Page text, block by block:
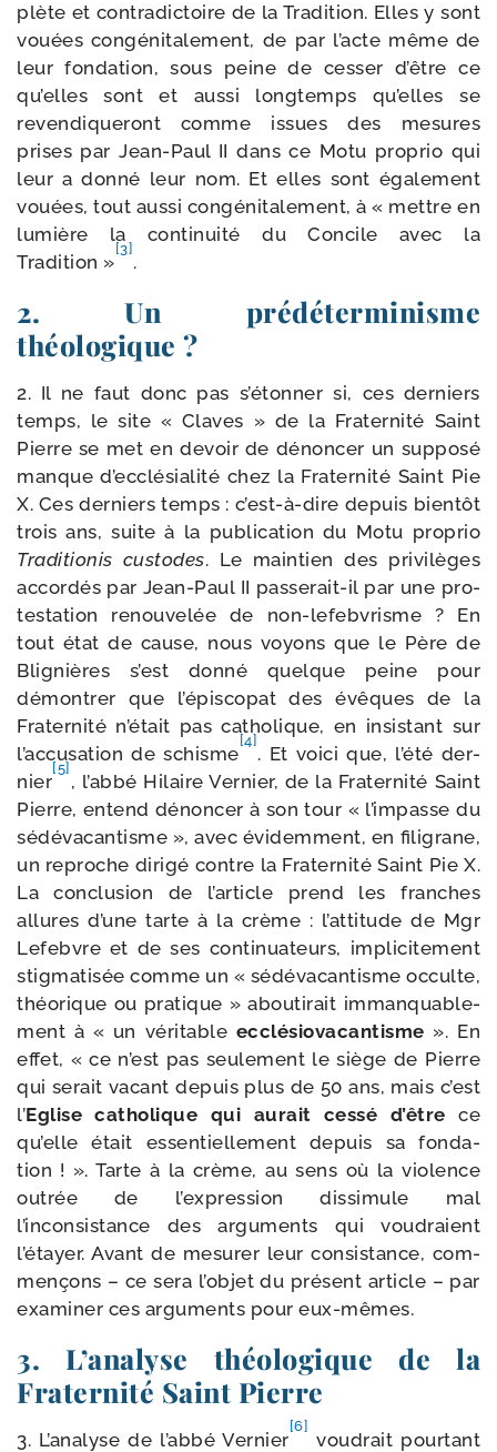
plète et contra­dic­toire de la Tradition. Elles y sont
vouées congé­ni­ta­le­ment, de par l’acte même de
leur fon­da­tion, sous peine de ces­ser d’être ce
qu’elles sont et aus­si long­temps qu’elles se
reven­di­que­ront comme issues des mesures
prises par Jean-​Paul II dans ce Motu pro­prio qui
leur a don­né leur nom. Et elles sont éga­le­ment
vouées, tout aus­si congé­ni­ta­le­ment, à « mettre en
lumière la conti­nui­té du Concile avec la
Tradition »
[3]
.
2. Un prédéterminisme
théologique ?
2. Il ne faut donc pas s’étonner si, ces der­niers
temps, le site « Claves » de la Fraternité Saint
Pierre se met en devoir de dénon­cer un sup­po­sé
manque d’ecclésialité chez la Fraternité Saint Pie
X. Ces der­niers temps : c’est-à-dire depuis bien­tôt
trois ans, suite à la publi­ca­tion du Motu pro­prio
Traditionis cus­todes. Le main­tien des pri­vi­lèges
accor­dés par Jean-​Paul II passerait-​il par une pro­
tes­ta­tion renou­ve­lée de non-​lefebvrisme ? En
tout état de cause, nous voyons que le Père de
Blignières s’est don­né quelque peine pour
démon­trer que l’épiscopat des évêques de la
Fraternité n’était pas catho­lique, en insis­tant sur
l’accusation de schisme
[4]
. Et voi­ci que, l’été der­
nier
[5]
, l’abbé Hilaire Vernier, de la Fraternité Saint
Pierre, entend dénon­cer à son tour « l’impasse du
sédé­va­can­tisme », avec évi­dem­ment, en fili­grane,
un reproche diri­gé contre la Fraternité Saint Pie X.
La conclu­sion de l’article prend les franches
allures d’une tarte à la crème : l’attitude de Mgr
Lefebvre et de ses conti­nua­teurs, impli­ci­te­ment
stig­ma­ti­sée comme un « sédé­va­can­tisme occulte,
théo­rique ou pra­tique » abou­ti­rait imman­qua­ble­
ment à « un véri­table ecclé­sio­va­can­tisme ». En
effet, « ce n’est pas seule­ment le siège de Pierre
qui serait vacant depuis plus de 50 ans, mais c’est
l’Eglise catho­lique qui aurait ces­sé d’être ce
qu’elle était essen­tiel­le­ment depuis sa fon­da­
tion ! ». Tarte à la crème, au sens où la vio­lence
outrée de l’expression dis­si­mule mal
l’inconsistance des argu­ments qui vou­draient
l’étayer. Avant de mesu­rer leur consis­tance, com­
men­çons – ce sera l’objet du pré­sent article – par
exa­mi­ner ces argu­ments pour eux-mêmes.
3. L’analyse théologique de la
Fraternité Saint Pierre
3. L’analyse de l’abbé Vernier
[6]
vou­drait pour­tant